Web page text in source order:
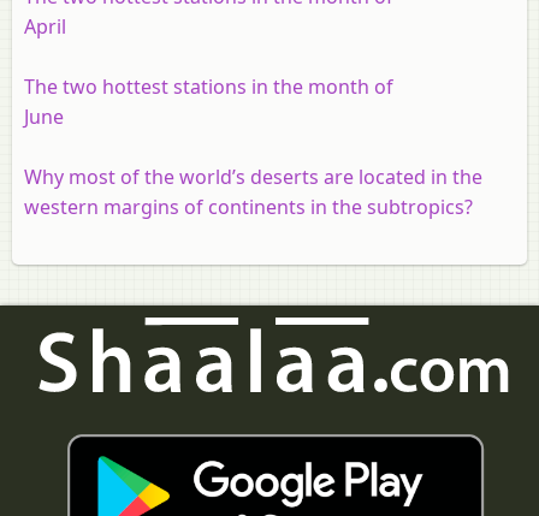
April
The two hottest stations in the month of
June
Why most of the world’s deserts are located in the
western margins of continents in the subtropics?